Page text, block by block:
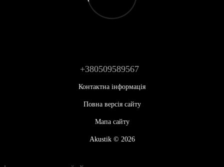
+380509589567
Контактна інформація
Повна версія сайту
Мапа сайту
Akustik © 2026